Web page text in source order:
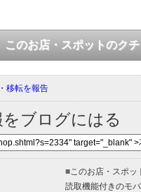
このお店・スポットのク
移転を報告
ブログにはる
■このお店・スポッ
読取機能付きのモ